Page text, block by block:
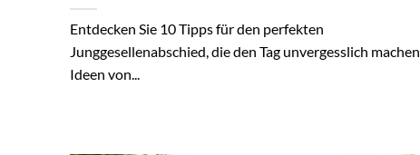
Entdecken Sie 10 Tipps für den perfekten
Junggesellenabschied, die den Tag unvergesslich machen.
Ideen von...